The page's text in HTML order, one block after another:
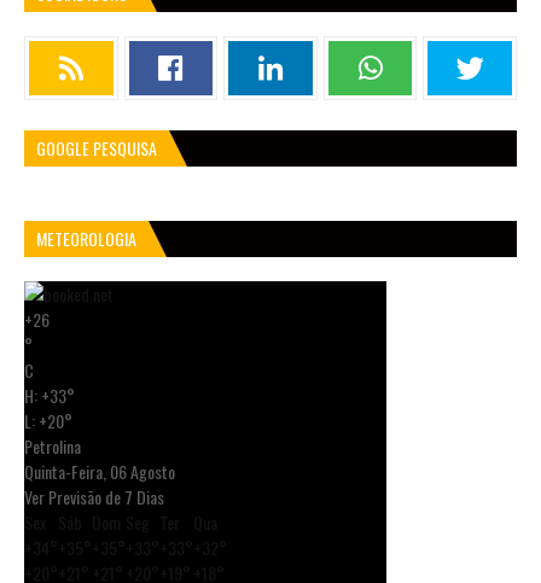
GOOGLE PESQUISA
METEOROLOGIA
+26
°
C
H:+33°
L:+20°
Petrolina
Quinta-Feira, 06 Agosto
Ver Previsão de 7 Dias